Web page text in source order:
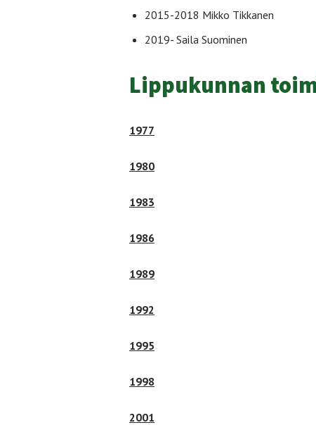
2015-2018 Mikko Tikkanen
2019- Saila Suominen
Lippukunnan
1977
1980
1983
1986
1989
1992
1995
1998
2001